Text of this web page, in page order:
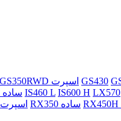
GS350RWD اسپرت GS430
IS460 ساده IS460 L IS600 H LX570
RX350 اسپرت RX350 ساده